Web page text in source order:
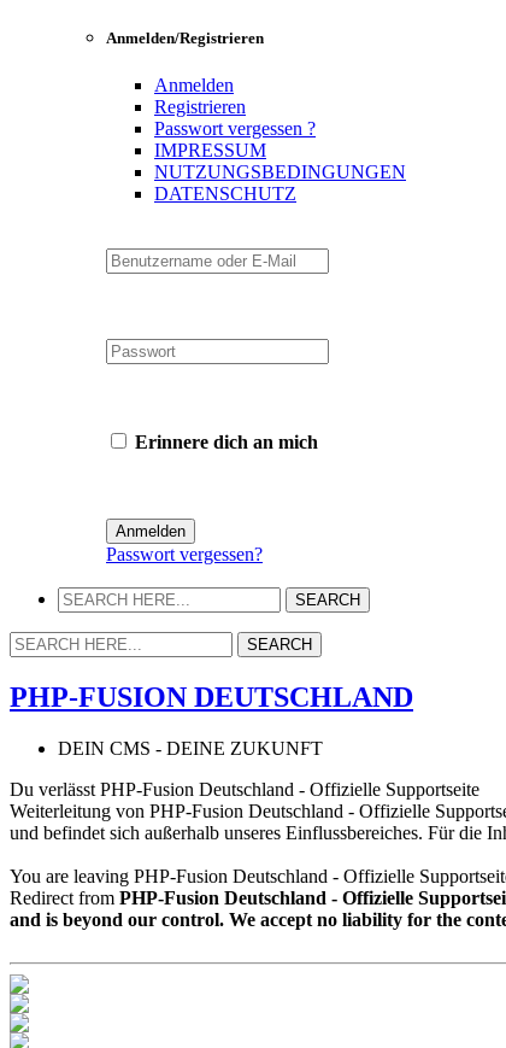
Anmelden/Registrieren
Anmelden
Registrieren
Passwort vergessen ?
IMPRESSUM
NUTZUNGSBEDINGUNGEN
DATENSCHUTZ
Erinnere dich an mich
Passwort vergessen?
PHP-FUSION DEUTSCHLAND
DEIN CMS - DEINE ZUKUNFT
Du verlässt PHP-Fusion Deutschland - Offizielle Supportseite
Weiterleitung von PHP-Fusion Deutschland - Offizielle
und befindet sich außerhalb unseres Einflussbereiches. Für die
You are leaving PHP-Fusion Deutschland - Offizielle
Redirect from PHP-Fusion Deutschland - Offizielle
and is beyond our control. We accept no liability for the